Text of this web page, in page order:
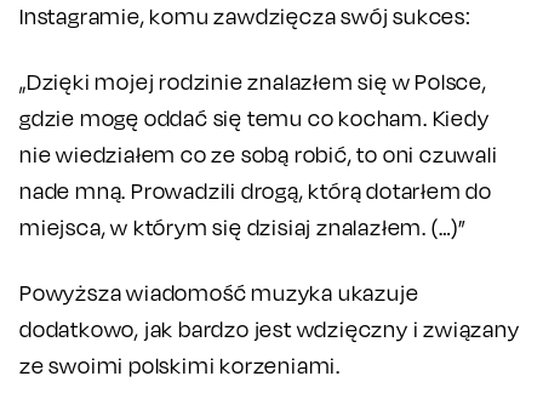
Instagramie, komu zawdzięcza swój sukces:
„Dzięki mojej rodzinie znalazłem się w Polsce,
gdzie mogę oddać się temu co kocham. Kiedy
nie wiedziałem co ze sobą robić, to oni czuwali
nade mną. Prowadzili drogą, którą dotarłem do
miejsca, w którym się dzisiaj znalazłem. (…)”
Powyższa wiadomość muzyka ukazuje
dodatkowo, jak bardzo jest wdzięczny i związany
ze swoimi polskimi korzeniami.